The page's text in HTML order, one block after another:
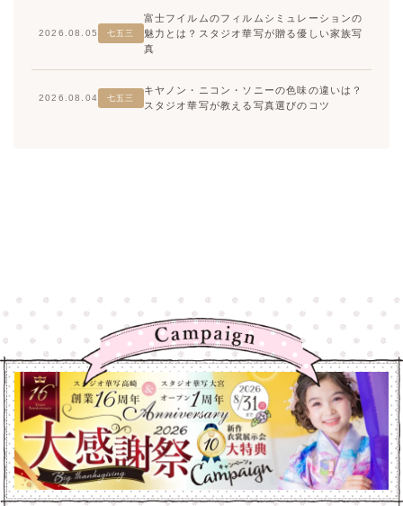
2026.08.05 七五三
富士フイルムのフィルムシミュレーションの
魅力とは？スタジオ華写が贈る優しい家族写
真
2026.08.04 七五三
キヤノン・ニコン・ソニーの色味の違いは？
スタジオ華写が教える写真選びのコツ
高崎店
大宮店
高崎店
大宮店